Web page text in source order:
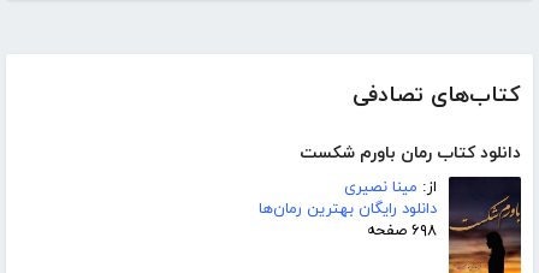
کتاب‌های تصادفی
دانلود کتاب رمان باورم شکست
از: مینا نصیری
دانلود رایگان بهترین رمان‌ها
۶۹۸ صفحه